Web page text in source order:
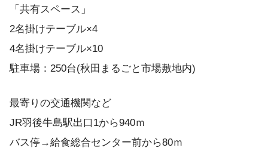
「共有スペース」
2名掛けテーブル×4
4名掛けテーブル×10
駐車場：250台(秋田まるごと市場敷地内)
最寄りの交通機関など
JR羽後牛島駅出口1から940ｍ
バス停→給食総合センター前から80ｍ